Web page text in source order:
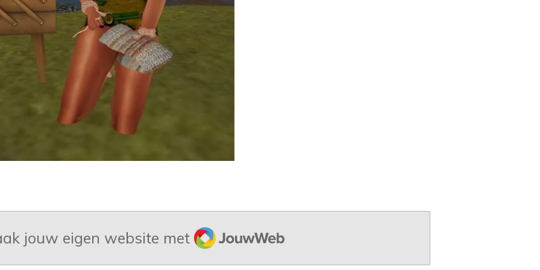
jouw eigen website met JouwWeb